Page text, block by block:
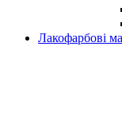
Лакофарбові